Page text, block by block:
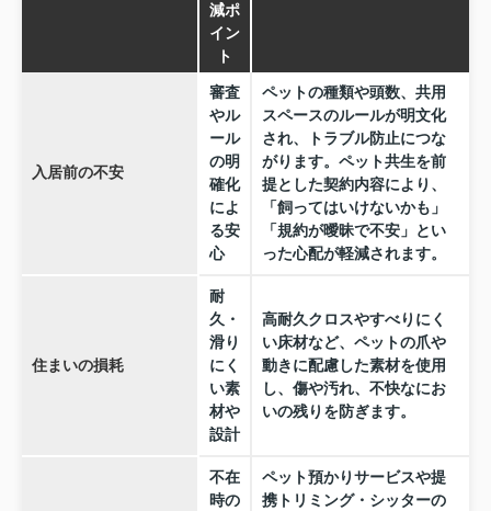
減ポ
イン
ト
入居前の不安
審査
やル
ール
の明
確化
によ
る安
心
ペットの種類や頭数、共用
スペースのルールが明文化
され、トラブル防止につな
がります。ペット共生を前
提とした契約内容により、
「飼ってはいけないかも」
「規約が曖昧で不安」とい
った心配が軽減されます。
住まいの損耗
耐
久・
滑り
にく
い素
材や
設計
高耐久クロスやすべりにく
い床材など、ペットの爪や
動きに配慮した素材を使用
し、傷や汚れ、不快なにお
いの残りを防ぎます。
不在
時の
ペット預かりサービスや提
携トリミング・シッターの